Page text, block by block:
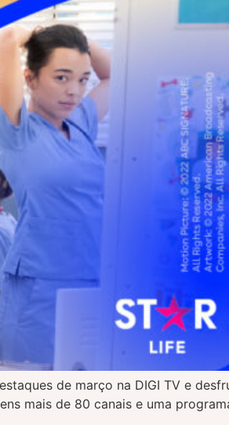
de março na DIGI TV e
mais de 80 canais e uma